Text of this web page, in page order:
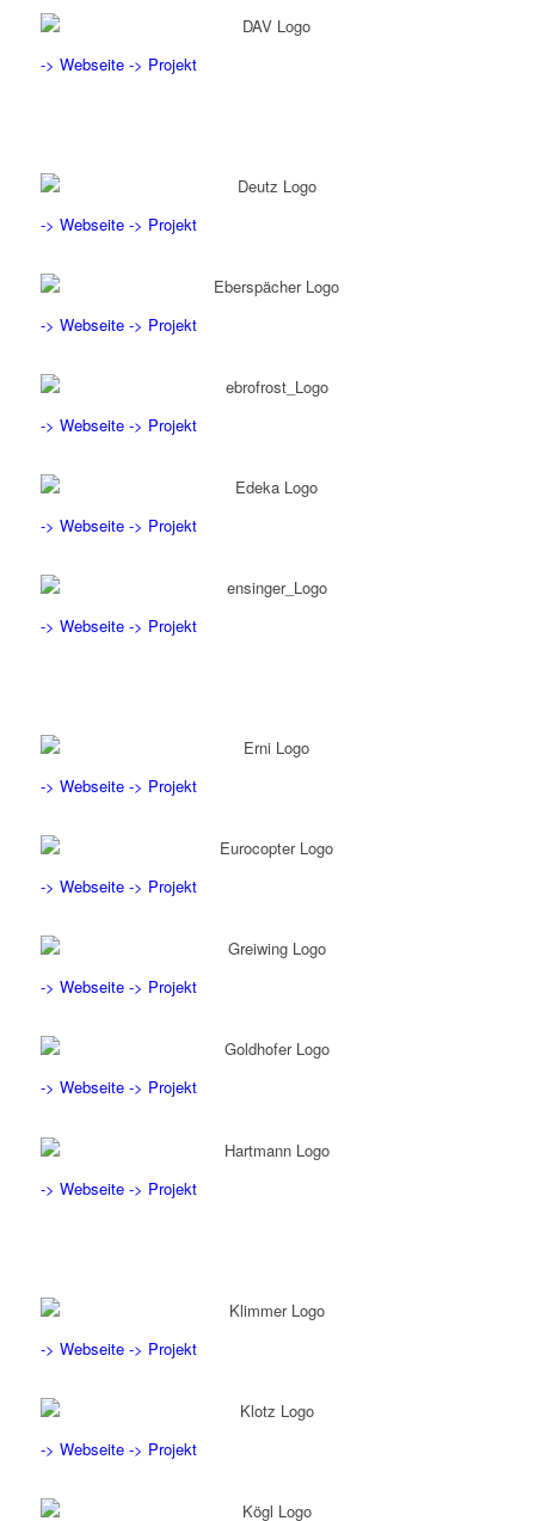
-> Webseite -> Projekt
-> Webseite -> Projekt
-> Webseite -> Projekt
-> Webseite -> Projekt
-> Webseite -> Projekt
-> Webseite -> Projekt
-> Webseite -> Projekt
-> Webseite -> Projekt
-> Webseite -> Projekt
-> Webseite -> Projekt
-> Webseite -> Projekt
-> Webseite -> Projekt
-> Webseite -> Projekt